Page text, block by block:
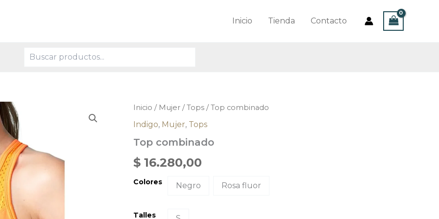
Inicio Tienda Contacto
Inicio / Mujer /Tops / Top combinado
Indigo, Mujer, Tops
Top combinado
$ 16.280,00
Colores Negro Rosa fluor
Talles
Top
cantidad